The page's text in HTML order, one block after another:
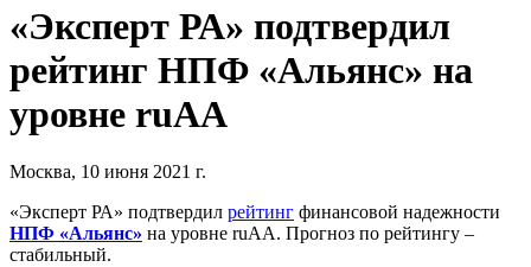
«Эксперт РА» подтвердил
рейтинг НПФ «Альянс» на
уровне ruAА
Москва, 10 июня 2021 г.
«Эксперт РА» подтвердил рейтинг финансовой надежности
НПФ «Альянс» на уровне ruAА. Прогноз по рейтингу –
стабильный.